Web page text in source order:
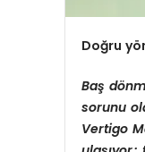
Doğru
Baş
sorunu
Vertigo